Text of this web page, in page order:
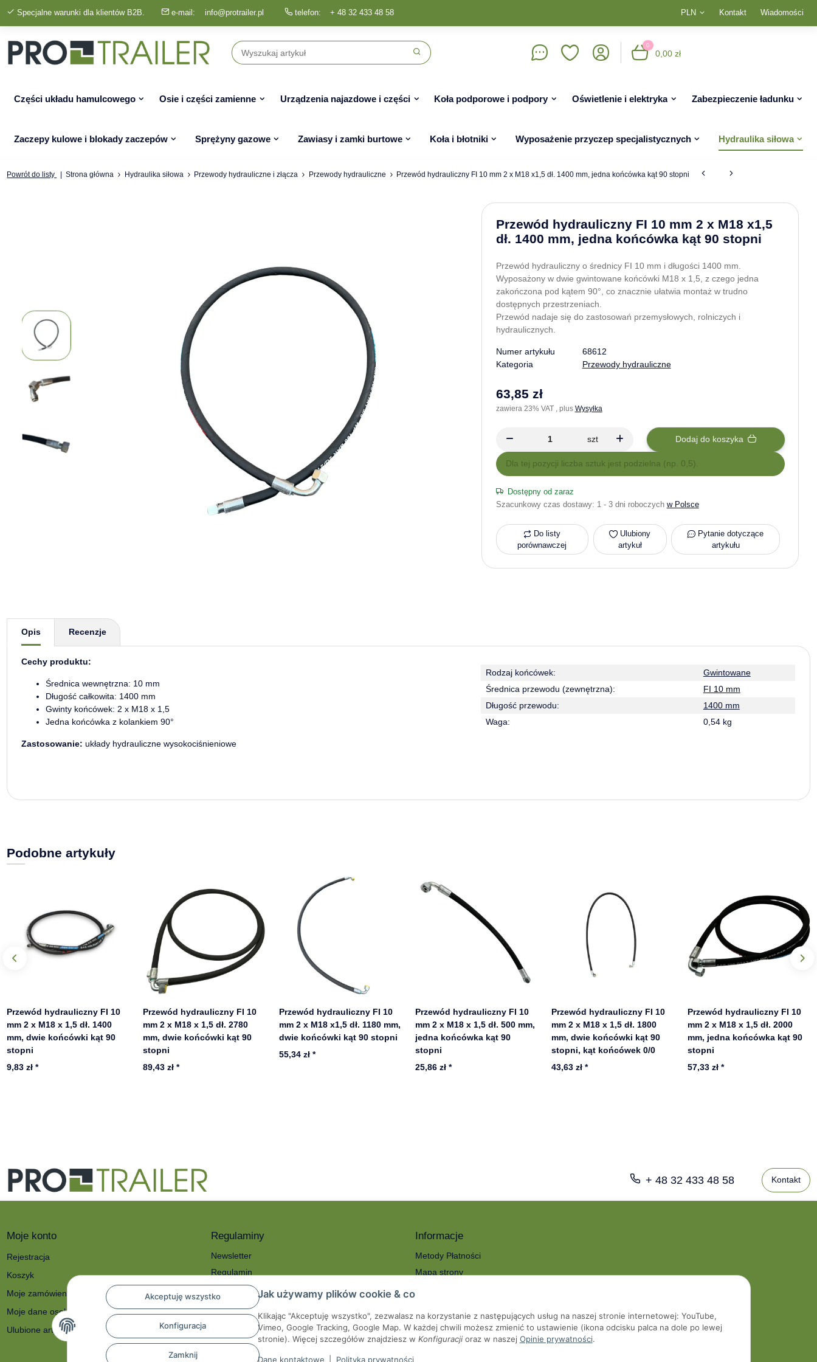
Akceptuję wszystko
Konfiguracja
Zamknij
Jak używamy plików cookie & co
Klikając "Akceptuję wszystko", zezwalasz na korzystanie z następujących usług na naszej stronie internetowej: YouTube,
Vimeo, Google Tracking, Google Map. W każdej chwili możesz zmienić to ustawienie (ikona odcisku palca na dole po lewej
stronie). Więcej szczegółów znajdziesz w Konfiguracjioraz w naszej Opinie prywatności.
Dane kontaktowe Polityka prywatności
PLN Kontakt Wiadomości
Specjalne warunki dla klientów B2B. e-mail: info@protrailer.pl telefon: + 48 32 433 48 58
0
0,00 zł
Części układu hamulcowego Osie i części zamienne Urządzenia najazdowe i części Koła podporowe i podpory Oświetlenie i elektryka Zabezpieczenie ładunku
Zaczepy kulowe i blokady zaczepów Sprężyny gazowe Zawiasy i zamki burtowe Koła i błotniki Wyposażenie przyczep specjalistycznych Hydraulika siłowa
Powrót do listy Strona główna Hydraulika siłowa Przewody hydrauliczne i złącza Przewody hydrauliczne Przewód hydrauliczny FI 10 mm 2 x M18 x1,5 dł. 1400 mm, jedna końcówka kąt 90 stopni
Przewód hydrauliczny FI 10 mm 2 x M18 x1,5
dł. 1400 mm, jedna końcówka kąt 90 stopni
Przewód hydrauliczny o średnicy FI 10 mm i długości 1400 mm.
Wyposażony w dwie gwintowane końcówki M18 x 1,5, z czego jedna
zakończona pod kątem 90°, co znacznie ułatwia montaż w trudno
dostępnych przestrzeniach.
Przewód nadaje się do zastosowań przemysłowych, rolniczych i
hydraulicznych.
Numer artykułu
68612
Kategoria
Przewody hydrauliczne
63,85 zł
zawiera 23% VAT , plus Wysyłka
szt Dodaj do koszyka
x
Dla tej pozycji liczba sztuk jest podzielna (np. 0,5).
Dostępny od zaraz
Szacunkowy czas dostawy: 1 - 3 dni roboczych w Polsce
Do listy
porównawczej
Ulubiony
artykuł
Pytanie dotyczące
artykułu
Opis
Recenzje
Cechy produktu:
Średnica wewnętrzna: 10 mm
Długość całkowita: 1400 mm
Gwinty końcówek: 2 x M18 x 1,5
Jedna końcówka z kolankiem 90°
Zastosowanie: układy hydrauliczne wysokociśnieniowe
Rodzaj końcówek:
Gwintowane
Średnica przewodu (zewnętrzna):
FI 10 mm
Długość przewodu:
1400 mm
Waga:
0,54 kg
Podobne artykuły
Przewód hydrauliczny FI 10
mm 2 x M18 x 1,5 dł. 1400
mm, dwie końcówki kąt 90
stopni
9,83 zł*
Przewód hydrauliczny FI 10
mm 2 x M18 x 1,5 dł. 2780
mm, dwie końcówki kąt 90
stopni
89,43 zł*
Przewód hydrauliczny FI 10
mm 2 x M18 x1,5 dł. 1180 mm,
dwie końcówki kąt 90 stopni
55,34 zł*
Przewód hydrauliczny FI 10
mm 2 x M18 x 1,5 dł. 500 mm,
jedna końcówka kąt 90
stopni
25,86 zł*
Przewód hydrauliczny FI 10
mm 2 x M18 x 1,5 dł. 1800
mm, dwie końcówki kąt 90
stopni, kąt końcówek 0/0
43,63 zł*
Przewód hydrauliczny FI 10
mm 2 x M18 x 1,5 dł. 2000
mm, jedna końcówka kąt 90
stopni
57,33 zł*
+ 48 32 433 48 58 Kontakt
Moje konto
Rejestracja
Koszyk
Moje zamówienia
Moje dane osobowe
Ulubione artykuły
Regulaminy
Newsletter
Regulamin
Polityka prywatności
Reklamacje i zwroty
Dane kontaktowe
Prawo do odstąpienia od umowy
Informacje
Metody Płatności
Mapa strony
Serwis